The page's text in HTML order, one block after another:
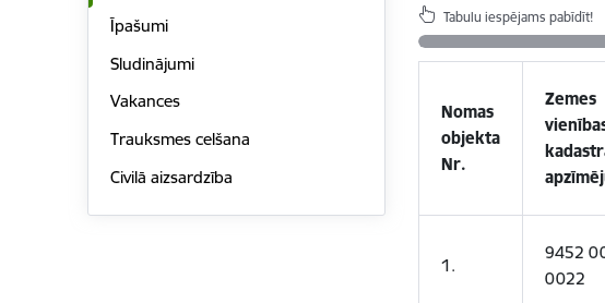
Īpašumi
Sludinājumi
Vakances
Trauksmes celšana
Civilā aizsardzība
Tabulu iespējams pabīdīt!
Nomas
objekta
Nr.
Zemes
1.
9452
0022